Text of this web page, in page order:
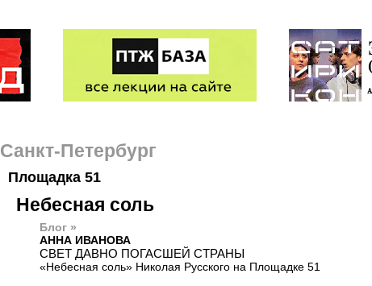
Санкт-Петербург
Площадка 51
Небесная соль
Блог »
АННА ИВАНОВА
СВЕТ ДАВНО ПОГАСШЕЙ СТРАНЫ
«Небесная соль» Николая Русского на Площадке 51